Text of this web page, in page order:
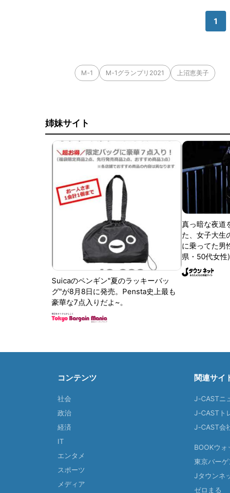
1
M-1 M-1グランプリ2021 上沼恵美子
姉妹サイト
Suicaのペンギン"夏のラッキーバッ
グ"が8月8日に発売。Pensta史上最も
豪華な7点入りだよ~。
真っ暗な夜道
た、女子大生
に乗ってた男
県・50代女性
コンテンツ
社会
政治
経済
IT
エンタメ
スポーツ
メディア
関連サイ
J-CASTニ
J-CASTト
J-CAST会
BOOKウォ
東京バー
Jタウンネ
ゼロまる